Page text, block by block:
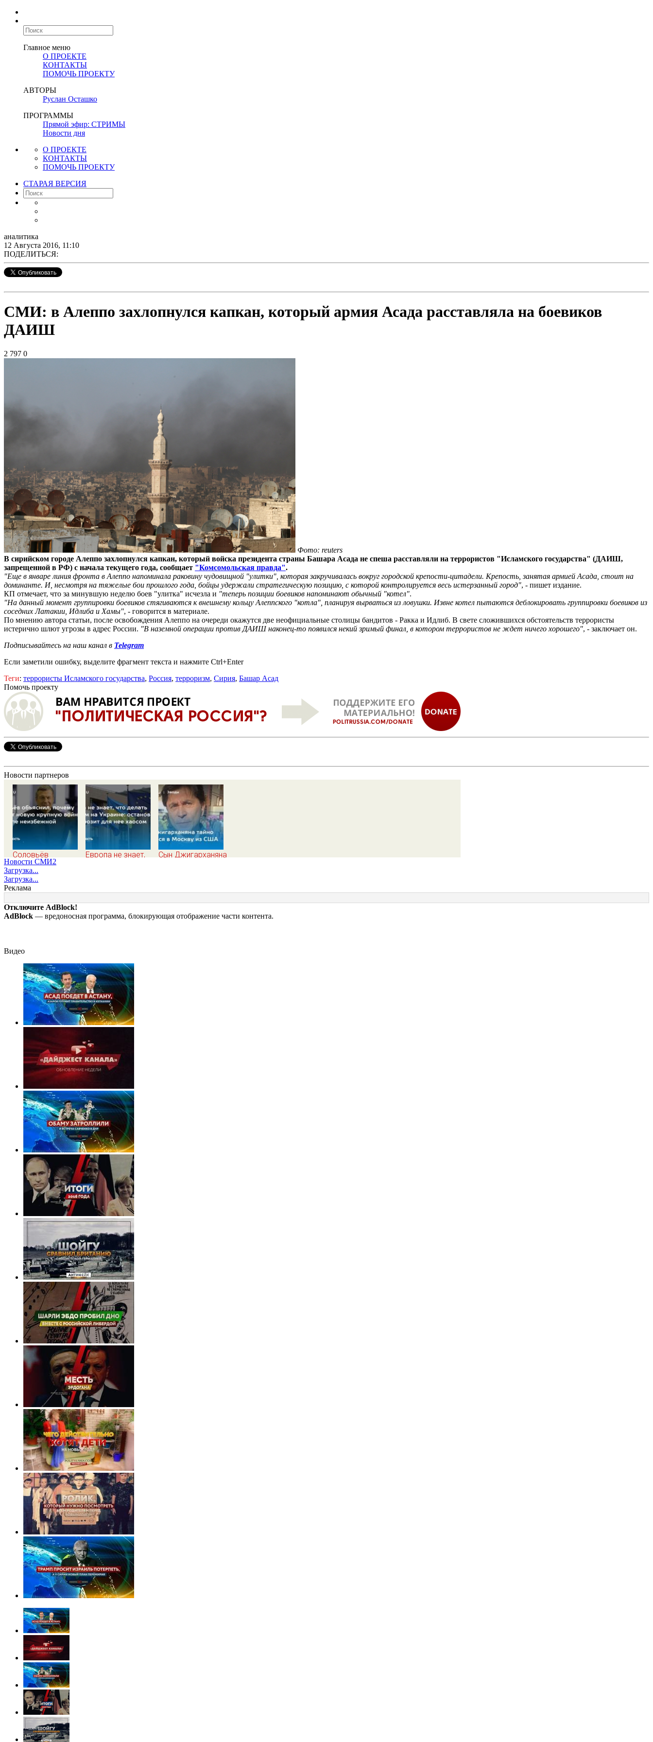
Главное меню
О ПРОЕКТЕ
КОНТАКТЫ
ПОМОЧЬ ПРОЕКТУ
АВТОРЫ
Руслан Осташко
ПРОГРАММЫ
Прямой эфир: СТРИМЫ
Новости дня
О ПРОЕКТЕ
КОНТАКТЫ
ПОМОЧЬ ПРОЕКТУ
СТАРАЯ ВЕРСИЯ
аналитика
12 Августа 2016, 11:10
ПОДЕЛИТЬСЯ:
СМИ: в Алеппо захлопнулся капкан, который армия Асада расставляла на боевиков
ДАИШ
2 797 0
Фото: reuters
В сирийском городе Алеппо захлопнулся капкан, который войска президента страны Башара Асада не спеша расставляли на террористов "Исламского государства" (ДАИШ,
запрещенной в РФ) с начала текущего года, сообщает "Комсомольская правда".
"Еще в январе линия фронта в Алеппо напоминала раковину чудовищной "улитки", которая закручивалась вокруг городской крепости-цитадели. Крепость, занятая армией Асада, стоит на
доминанте. И, несмотря на тяжелые бои прошлого года, бойцы удержали стратегическую позицию, с которой контролируется весь истерзанный город", - пишет издание.
КП отмечает, что за минувшую неделю боев "улитка" исчезла и "теперь позиции боевиков напоминают обычный "котел".
"На данный момент группировки боевиков стягиваются к внешнему кольцу Алеппского "котла", планируя вырваться из ловушки. Извне котел пытаются деблокировать группировки боевиков из
соседних Латакии, Идлиба и Хамы", - говорится в материале.
По мнению автора статьи, после освобождения Алеппо на очереди окажутся две неофициальные столицы бандитов - Ракка и Идлиб. В свете сложившихся обстоятельств террористы
истерично шлют угрозы в адрес России. "В наземной операции против ДАИШ наконец-то появился некий зримый финал, в котором террористов не ждет ничего хорошего", - заключает он.
Подписывайтесь на наш канал в Telegram
Если заметили ошибку, выделите фрагмент текста и нажмите Ctrl+Enter
Теги: террористы Исламского государства, Россия, терроризм, Сирия, Башар Асад
Помочь проекту
Новости партнеров
Соловьёв
объяснил, почему
считает новую
крупную войну в
Европе неизбежной
Европа не знает,
грозит для нее
хаосом
Сын Джигарханяна
Новости СМИ2
Загрузка...
Загрузка...
Реклама
Отключите AdBlock!
AdBlock — вредоносная программа, блокирующая отображение части контента.
Видео